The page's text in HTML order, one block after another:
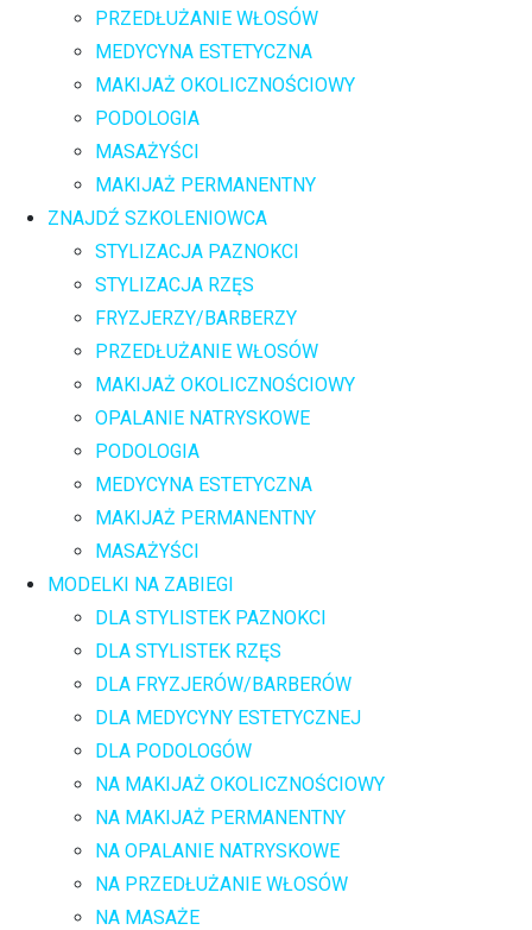
PRZEDŁUŻANIE WŁOSÓW
MEDYCYNA ESTETYCZNA
MAKIJAŻ OKOLICZNOŚCIOWY
PODOLOGIA
MASAŻYŚCI
MAKIJAŻ PERMANENTNY
ZNAJDŹ SZKOLENIOWCA
STYLIZACJA PAZNOKCI
STYLIZACJA RZĘS
FRYZJERZY/BARBERZY
PRZEDŁUŻANIE WŁOSÓW
MAKIJAŻ OKOLICZNOŚCIOWY
OPALANIE NATRYSKOWE
PODOLOGIA
MEDYCYNA ESTETYCZNA
MAKIJAŻ PERMANENTNY
MASAŻYŚCI
MODELKI NA ZABIEGI
DLA STYLISTEK PAZNOKCI
DLA STYLISTEK RZĘS
DLA FRYZJERÓW/BARBERÓW
DLA MEDYCYNY ESTETYCZNEJ
DLA PODOLOGÓW
NA MAKIJAŻ OKOLICZNOŚCIOWY
NA MAKIJAŻ PERMANENTNY
NA OPALANIE NATRYSKOWE
NA PRZEDŁUŻANIE WŁOSÓW
NA MASAŻE